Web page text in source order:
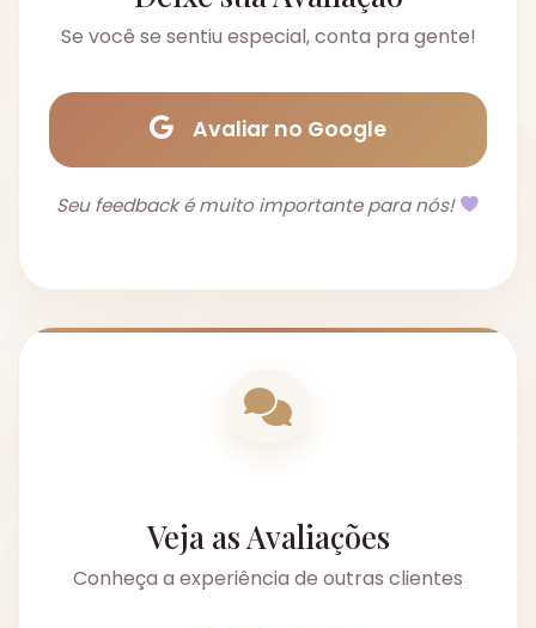
Se você se sentiu especial, conta pra gente!
Avaliar no Google
Seu feedback é muito importante para nós!
Veja as Avaliações
Conheça a experiência de outras clientes